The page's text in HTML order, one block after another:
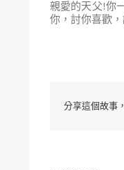
親愛的天父!你
你，討你喜歡
分享這個故事